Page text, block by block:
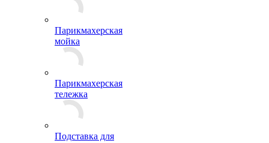
Парикмахерская
мойка
Парикмахерская
тележка
Подставка для